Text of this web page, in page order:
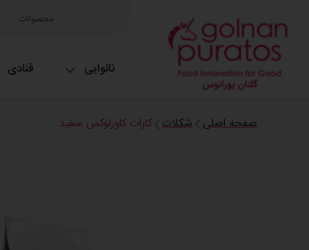
محصولات
نانوایی قنادی
صفحه اصلی شکلات کارات کاورلوکس سفید